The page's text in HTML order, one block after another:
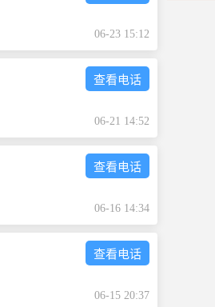
06-23 15:12
查看电话
06-21 14:52
查看电话
06-16 14:34
查看电话
06-15 20:37